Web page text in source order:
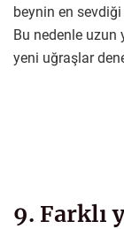
beynin en
Bu nedenle uzun
yeni uğraşlar
9. Farklı